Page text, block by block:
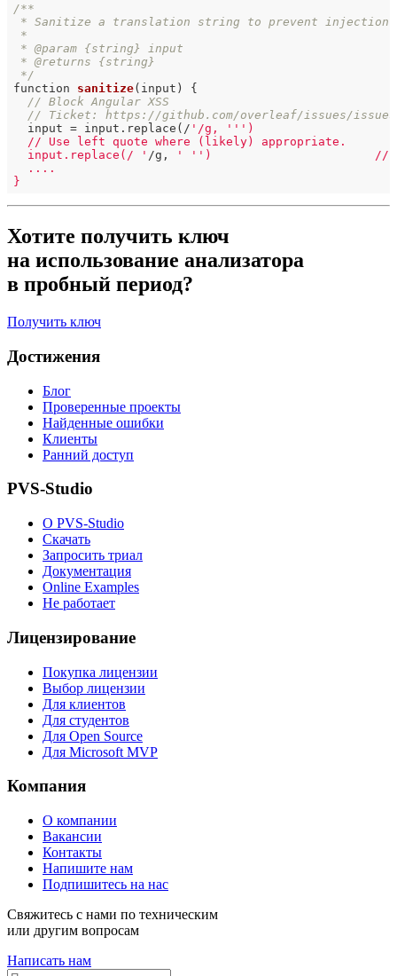
/**
* Sanitize a translation string to prevent injection
*
* @param {string} input
* @returns {string}
*/
function sanitize(input)
{
// Block Angular XSS
// Ticket: https://github.com/overleaf/issues/
input = input.replace(/ '/g, ' '')
// Use left quote where (likely) appropriate.
input.replace(/ ' /g, ' ' ')                       //
....
Хотите получить ключ
на использование анализатора
в пробный период?
Получить ключ
Достижения
Блог
Проверенные проекты
Найденные ошибки
Клиенты
Ранний доступ
PVS-Studio
О PVS-Studio
Скачать
Запросить триал
Документация
Online Examples
Не работает
Лицензирование
Покупка лицензии
Выбор лицензии
Для клиентов
Для студентов
Для Open Source
Для Microsoft MVP
Компания
О компании
Вакансии
Контакты
Напишите нам
Подпишитесь на нас
Свяжитесь с нами по техническим
или другим вопросам
Написать нам